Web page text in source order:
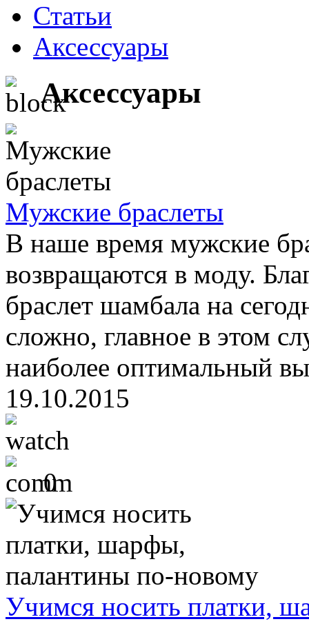
Статьи
Аксессуары
Аксессуары
Мужские браслеты
В наше время мужские
возвращаются в моду.
браслет шамбала на
сложно, главное в этом
наиболее оптимальный
19.10.2015
0
Учимся носить платки,